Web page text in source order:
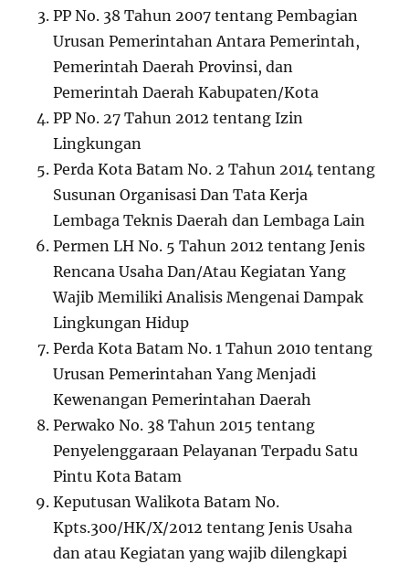
PP No. 38 Tahun 2007 tentang Pembagian
Urusan Pemerintahan Antara Pemerintah,
Pemerintah Daerah Provinsi, dan
Pemerintah Daerah Kabupaten/Kota
PP No. 27 Tahun 2012 tentang Izin
Lingkungan
Perda Kota Batam No. 2 Tahun 2014 tentang
Susunan Organisasi Dan Tata Kerja
Lembaga Teknis Daerah dan Lembaga Lain
Permen LH No. 5 Tahun 2012 tentang Jenis
Rencana Usaha Dan/Atau Kegiatan Yang
Wajib Memiliki Analisis Mengenai Dampak
Lingkungan Hidup
Perda Kota Batam No. 1 Tahun 2010 tentang
Urusan Pemerintahan Yang Menjadi
Kewenangan Pemerintahan Daerah
Perwako No. 38 Tahun 2015 tentang
Penyelenggaraan Pelayanan Terpadu Satu
Pintu Kota Batam
Keputusan Walikota Batam No.
Kpts.300/HK/X/2012 tentang Jenis Usaha
dan atau Kegiatan yang wajib dilengkapi